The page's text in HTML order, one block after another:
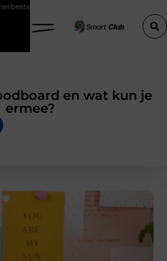
bij HP printers
en wat kun je
ermee?